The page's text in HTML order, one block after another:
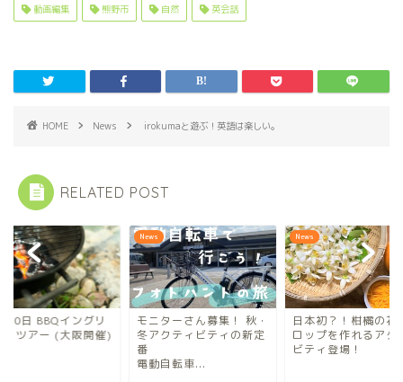
動画編集 熊野市 自然 英会話
HOME News irokumaと遊ぶ！英語は楽しい。
RELATED POST
10日 BBQイングリ
ュツアー (大阪開催)
News
モニターさん募集！ 秋・
冬アクティビティの新定
番
電動自転車...
News
日本初？！柑橘の花
ロップを作れるアク
ビティ登場！